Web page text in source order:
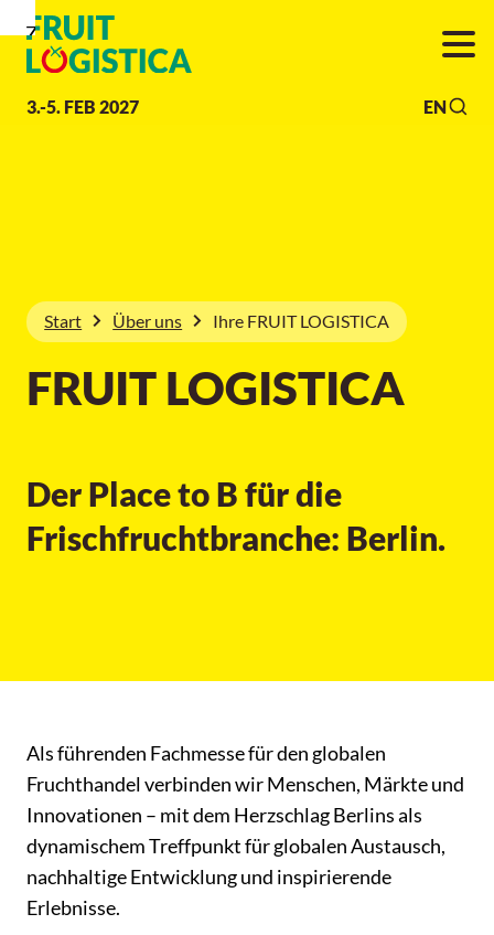
Zur
Navigation
Suche Hauptinhalt
3.-5. FEB 2027 EN
Start Über uns Ihre FRUIT LOGISTICA
FRUIT LOGISTICA
Der Place to B für die
Frischfruchtbranche: Berlin.
Als führenden Fachmesse für den globalen
Fruchthandel verbinden wir Menschen, Märkte und
Innovationen – mit dem Herzschlag Berlins als
dynamischem Treffpunkt für globalen Austausch,
nachhaltige Entwicklung und inspirierende
Erlebnisse.